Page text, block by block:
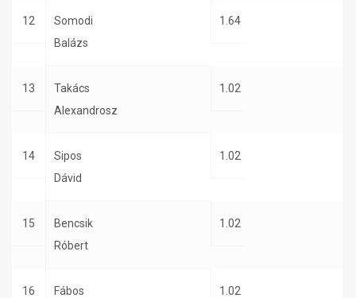
12
Somodi
Balázs
1.64
13
Takács
Alexandrosz
1.02
14
Sipos
Dávid
1.02
15
Bencsik
Róbert
1.02
16
Fábos
1.02